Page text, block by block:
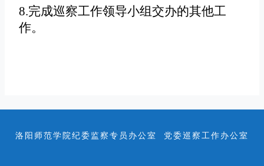
8.完成巡察工作领导小组交办的其他工
作。
洛阳师范学院纪委监察专员办公室 党委巡察工作办公室